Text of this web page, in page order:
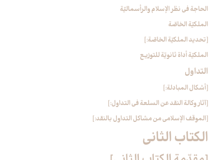
الحاجة في نظر الإسلام والرأسماليّة
الملكيّة الخاصّة
[تحديد الملكيّة الخاصّة:]
الملكيّة أداة ثانويّة للتوزيع
التداول‏
[أشكال المبادلة:]
[آثار وكالة النقد عن السلعة في التداول:]
[الموقف الإسلامي من مشاكل التداول بالنقد:]
الكتاب الثاني